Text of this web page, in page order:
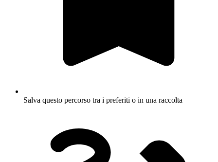
Salva questo percorso tra i preferiti o in una raccolta